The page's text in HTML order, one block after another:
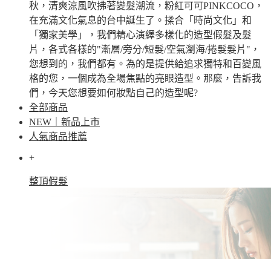
秋，清爽涼風吹拂著變髮潮流，粉紅可可PINKCOCO，
在充滿文化氣息的台中誕生了。揉合「時尚文化」和
「獨家美學」，我們精心演繹多樣化的造型假髮及髮
片，各式各樣的"漸層/旁分/短髮/空氣瀏海/捲髮髮片"，
您想到的，我們都有。為的是提供給追求獨特和百變風
格的您，一個成為全場焦點的亮眼造型。那麼，告訴我
們，今天您想要如何妝點自己的造型呢?
全部商品
NEW｜新品上市
人氣商品推薦
+
整頂假髮